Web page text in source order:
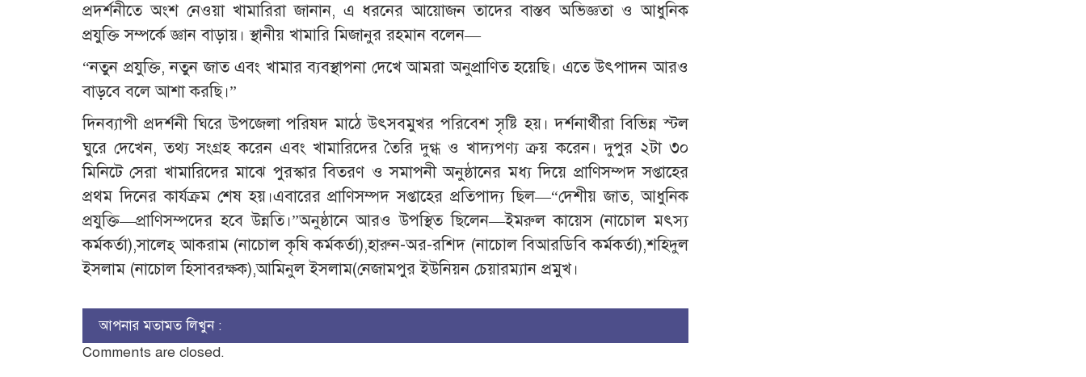
প্রদর্শনীতে অংশ নেওয়া খামারিরা জানান, এ ধরনের আয়োজন তাদের বাস্তব অভিজ্ঞতা ও আধুনিক
প্রযুক্তি সম্পর্কে জ্ঞান বাড়ায়। স্থানীয় খামারি মিজানুর রহমান বলেন—
“নতুন প্রযুক্তি, নতুন জাত এবং খামার ব্যবস্থাপনা দেখে আমরা অনুপ্রাণিত হয়েছি। এতে উৎপাদন আরও
বাড়বে বলে আশা করছি।”
দিনব্যাপী প্রদর্শনী ঘিরে উপজেলা পরিষদ মাঠে উৎসবমুখর পরিবেশ সৃষ্টি হয়। দর্শনার্থীরা বিভিন্ন স্টল
ঘুরে দেখেন, তথ্য সংগ্রহ করেন এবং খামারিদের তৈরি দুগ্ধ ও খাদ্যপণ্য ক্রয় করেন। দুপুর ২টা ৩০
মিনিটে সেরা খামারিদের মাঝে পুরস্কার বিতরণ ও সমাপনী অনুষ্ঠানের মধ্য দিয়ে প্রাণিসম্পদ সপ্তাহের
প্রথম দিনের কার্যক্রম শেষ হয়।এবারের প্রাণিসম্পদ সপ্তাহের প্রতিপাদ্য ছিল—“দেশীয় জাত, আধুনিক
প্রযুক্তি—প্রাণিসম্পদের হবে উন্নতি।”অনুষ্ঠানে আরও উপস্থিত ছিলেন—ইমরুল কায়েস (নাচোল মৎস্য
কর্মকর্তা),সালেহ্ আকরাম (নাচোল কৃষি কর্মকর্তা),হারুন-অর-রশিদ (নাচোল বিআরডিবি কর্মকর্তা),শহিদুল
ইসলাম (নাচোল হিসাবরক্ষক),আমিনুল ইসলাম(নেজামপুর ইউনিয়ন চেয়ারম্যান প্রমুখ।
আপনার মতামত লিখুন :
Comments are closed.